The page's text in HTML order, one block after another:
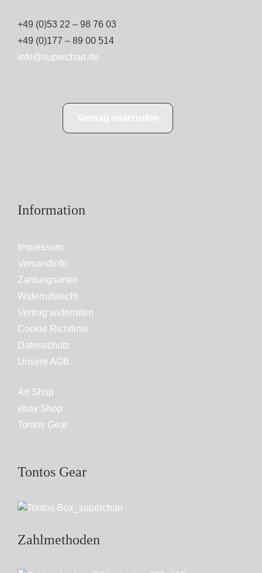
+49 (0)53 22 – 98 76 03
+49 (0)177 – 89 00 514
info@superchan.de
Information
Impressum
Versandinfo
Zahlungsarten
Widerrufsrecht
Vertrag widerrufen
Cookie Richtlinie
Datenschutz
Unsere AGB
Art Shop
ebay Shop
Tontos Gear
Tontos Gear
Zahlmethoden